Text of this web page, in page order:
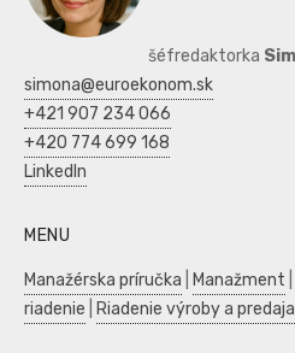
šéfredaktorka
simona@euroekonom.sk
+421 907 234 066
+420 774 699 168
LinkedIn
MENU
Manažérska príručka Manažment
riadenie
Riadenie výroby a predaja